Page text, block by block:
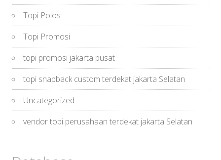
Topi Polos
Topi Promosi
topi promosi jakarta pusat
topi snapback custom terdekat jakarta Selatan
Uncategorized
vendor topi perusahaan terdekat jakarta Selatan